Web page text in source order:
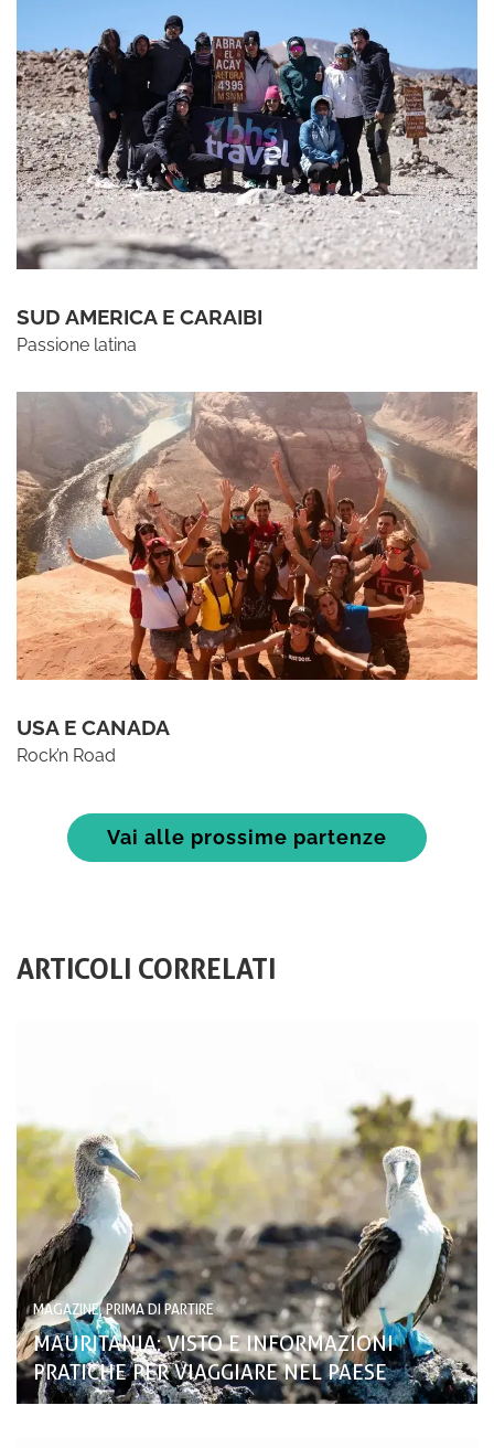
SUD AMERICA E CARAIBI
Passione latina
USA E CANADA
Rock’n Road
Vai alle prossime partenze
ARTICOLI CORRELATI
MAGAZINE, PRIMA DI PARTIRE
MAURITANIA: VISTO E INFORMAZIONI
PRATICHE PER VIAGGIARE NEL PAESE